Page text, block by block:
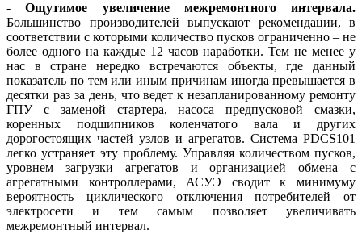
- Ощутимое увеличение межремонтного интервала.
Большинство производителей выпускают рекомендации, в
соответствии с которыми количество пусков ограниченно – не
более одного на каждые 12 часов наработки. Тем не менее у
нас в стране нередко встречаются объекты, где данный
показатель по тем или иным причинам иногда превышается в
десятки раз за день, что ведет к незапланированному ремонту
ГПУ с заменой стартера, насоса предпусковой смазки,
коренных подшипников коленчатого ва­ла и других
дорогостоящих частей узлов и агрегатов. Система PDCS101
легко устраняет эту проблему. Управляя количеством пусков,
уровнем загрузки агрегатов и организацией обмена с
агрегатными контроллерами, АСУЭ сводит к минимуму
вероятность циклического отключения потребителей от
электросети и тем самым позволяет увеличивать
межремонтный интервал.